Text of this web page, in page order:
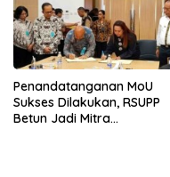
Penandatanganan MoU
Sukses Dilakukan, RSUPP
Betun Jadi Mitra